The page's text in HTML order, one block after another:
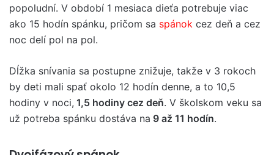
popoludní. V období 1 mesiaca dieťa potrebuje viac
ako 15 hodín spánku, pričom sa spánok cez deň a cez
noc delí pol na pol.
Dĺžka snívania sa postupne znižuje, takže v 3 rokoch
by deti mali spať okolo 12 hodín denne, a to 10,5
hodiny v noci, 1,5 hodiny cez deň. V školskom veku sa
už potreba spánku dostáva na 9 až 11 hodín.